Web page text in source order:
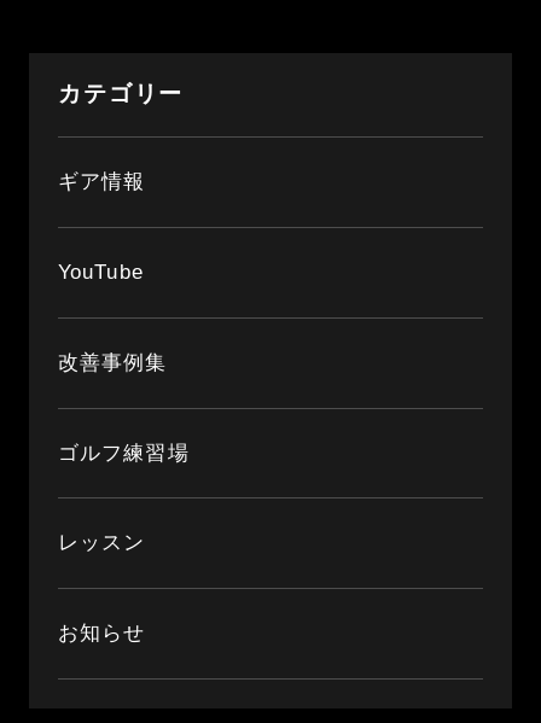
カテゴリー
ギア情報
YouTube
改善事例集
ゴルフ練習場
レッスン
お知らせ